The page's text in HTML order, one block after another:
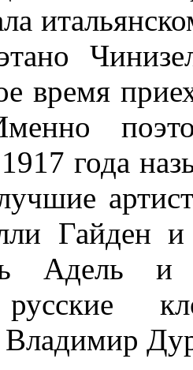
время
года
Гайден и
Адель и
Владимир